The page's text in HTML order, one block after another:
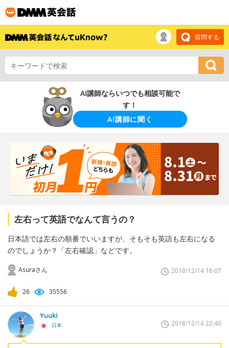
質問する
AI講師ならいつでも相談可能で
す！
AI講師に聞く
左右って英語でなんて言うの？
日本語では左右の順番でいいますが、そもそも英語も左右になる
のでしょうか？「左右確認」などです。
Asuraさん 2018/12/14 16:07
26 35556
Yuuki
日本 2018/12/14 22:40